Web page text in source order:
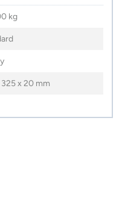
kg
x 20 mm